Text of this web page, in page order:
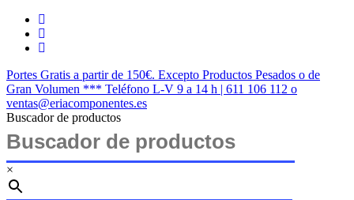
Saltar
contenido
twitter
facebook
instagram
Portes Gratis a partir de 150€. Excepto Productos Pesados o de
Gran Volumen *** Teléfono L-V 9 a 14 h | 611 106 112 o
ventas@eriacomponentes.es
Buscador de productos
×